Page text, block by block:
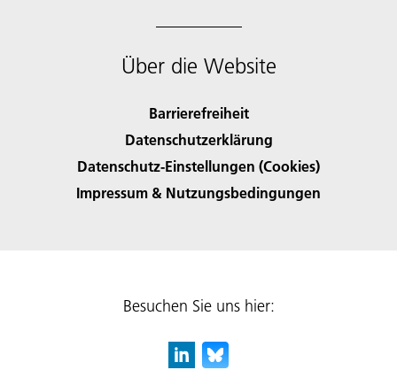
Über die Website
Barrierefreiheit
Datenschutzerklärung
Datenschutz-Einstellungen (Cookies)
Impressum & Nutzungsbedingungen
Besuchen Sie uns hier: